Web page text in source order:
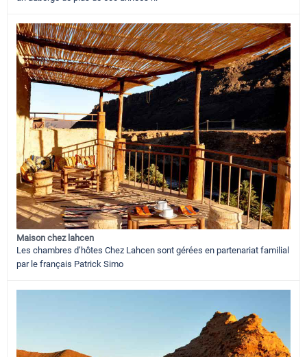
Maison chez lahcen
Les chambres d’hôtes Chez Lahcen sont gérées en partenariat familial
par le français Patrick Simo